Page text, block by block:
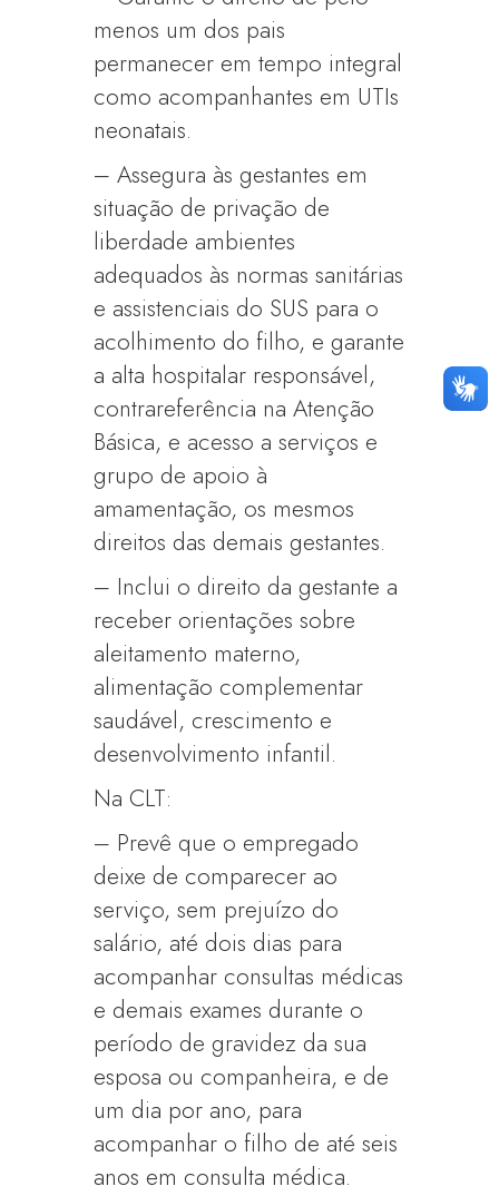
menos um dos pais
permanecer em tempo integral
como acompanhantes em UTIs
neonatais.
– Assegura às gestantes em
situação de privação de
liberdade ambientes
adequados às normas sanitárias
e assistenciais do SUS para o
acolhimento do filho, e garante
a alta hospitalar responsável,
contrareferência na Atenção
Básica, e acesso a serviços e
grupo de apoio à
amamentação, os mesmos
direitos das demais gestantes.
– Inclui o direito da gestante a
receber orientações sobre
aleitamento materno,
alimentação complementar
saudável, crescimento e
desenvolvimento infantil.
Na CLT:
– Prevê que o empregado
deixe de comparecer ao
serviço, sem prejuízo do
salário, até dois dias para
acompanhar consultas médicas
e demais exames durante o
período de gravidez da sua
esposa ou companheira, e de
um dia por ano, para
acompanhar o filho de até seis
anos em consulta médica.